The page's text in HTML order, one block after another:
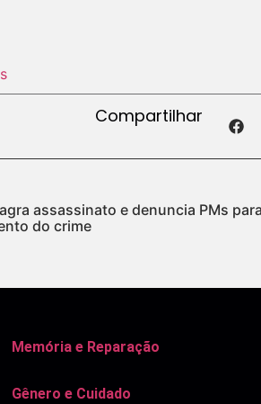
Compartilhar
assassinato e denuncia PMs
do crime
Memória e Reparação
Gênero e Cuidado